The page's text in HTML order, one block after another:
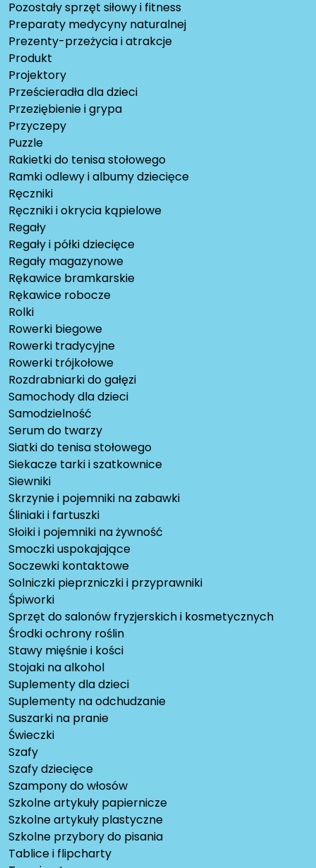
Pozostały sprzęt siłowy i fitness
Preparaty medycyny naturalnej
Prezenty-przeżycia i atrakcje
Produkt
Projektory
Prześcieradła dla dzieci
Przeziębienie i grypa
Przyczepy
Puzzle
Rakietki do tenisa stołowego
Ramki odlewy i albumy dziecięce
Ręczniki
Ręczniki i okrycia kąpielowe
Regały
Regały i półki dziecięce
Regały magazynowe
Rękawice bramkarskie
Rękawice robocze
Rolki
Rowerki biegowe
Rowerki tradycyjne
Rowerki trójkołowe
Rozdrabniarki do gałęzi
Samochody dla dzieci
Samodzielność
Serum do twarzy
Siatki do tenisa stołowego
Siekacze tarki i szatkownice
Siewniki
Skrzynie i pojemniki na zabawki
Śliniaki i fartuszki
Słoiki i pojemniki na żywność
Smoczki uspokajające
Soczewki kontaktowe
Solniczki pieprzniczki i przyprawniki
Śpiworki
Sprzęt do salonów fryzjerskich i kosmetycznych
Środki ochrony roślin
Stawy mięśnie i kości
Stojaki na alkohol
Suplementy dla dzieci
Suplementy na odchudzanie
Suszarki na pranie
Świeczki
Szafy
Szafy dziecięce
Szampony do włosów
Szkolne artykuły papiernicze
Szkolne artykuły plastyczne
Szkolne przybory do pisania
Tablice i flipcharty